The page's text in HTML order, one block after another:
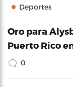
Deportes
Oro para
Puerto Rico
0